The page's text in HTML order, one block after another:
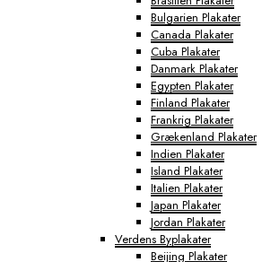
Bulgarien Plakater
Canada Plakater
Cuba Plakater
Danmark Plakater
Egypten Plakater
Finland Plakater
Frankrig Plakater
Grækenland Plakater
Indien Plakater
Island Plakater
Italien Plakater
Japan Plakater
Jordan Plakater
Verdens Byplakater
Beijing Plakater